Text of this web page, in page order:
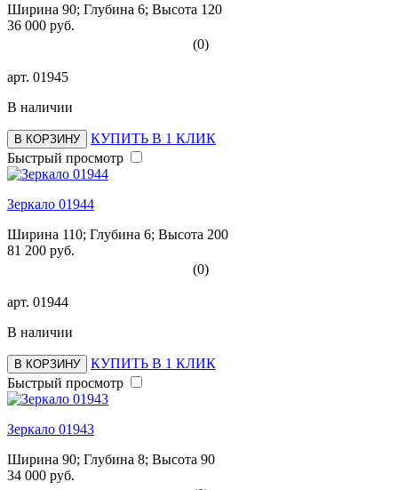
Ширина 90; Глубина 6; Высота 120
36 000 руб.
(0)
арт. 01945
В наличии
В КОРЗИНУ
КУПИТЬ В 1 КЛИК
Быстрый просмотр
Зеркало 01944
Ширина 110; Глубина 6; Высота 200
81 200 руб.
(0)
арт. 01944
В наличии
В КОРЗИНУ
КУПИТЬ В 1 КЛИК
Быстрый просмотр
Зеркало 01943
Ширина 90; Глубина 8; Высота 90
34 000 руб.